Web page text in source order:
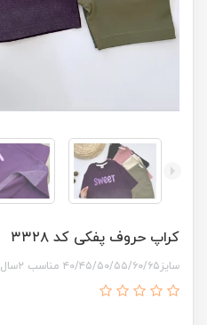
کراپ حروف پفکی کد ۳۳۲۸
سایز۴۰/۴۵/۵۰/۵۵/۶۰/۶۵ مناسب ۲سال تا ۱۲سال